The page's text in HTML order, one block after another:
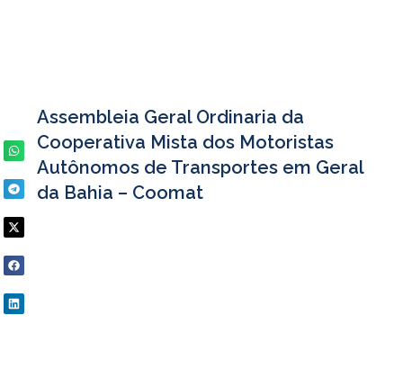
Assembleia Geral Ordinaria da
Cooperativa Mista dos Motoristas
Autônomos de Transportes em Geral
da Bahia – Coomat